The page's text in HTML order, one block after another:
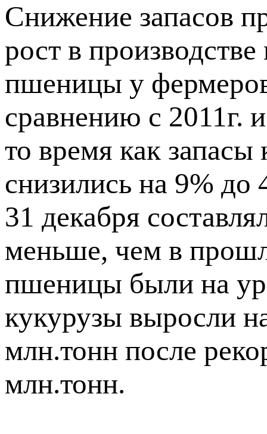
Снижение запасов
рост в
пшеницы у
сравнению с 2011г.
то время как запасы
снизились на 9%
31 декабря
меньше, чем в
пшеницы были на
кукурузы выросли
млн.тонн после
млн.тонн.